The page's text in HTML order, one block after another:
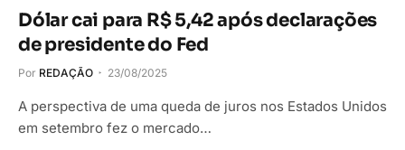
Dólar cai para R$ 5,42 após declarações
de presidente do Fed
Por REDAÇÃO 23/08/2025
A perspectiva de uma queda de juros nos Estados Unidos
em setembro fez o mercado…